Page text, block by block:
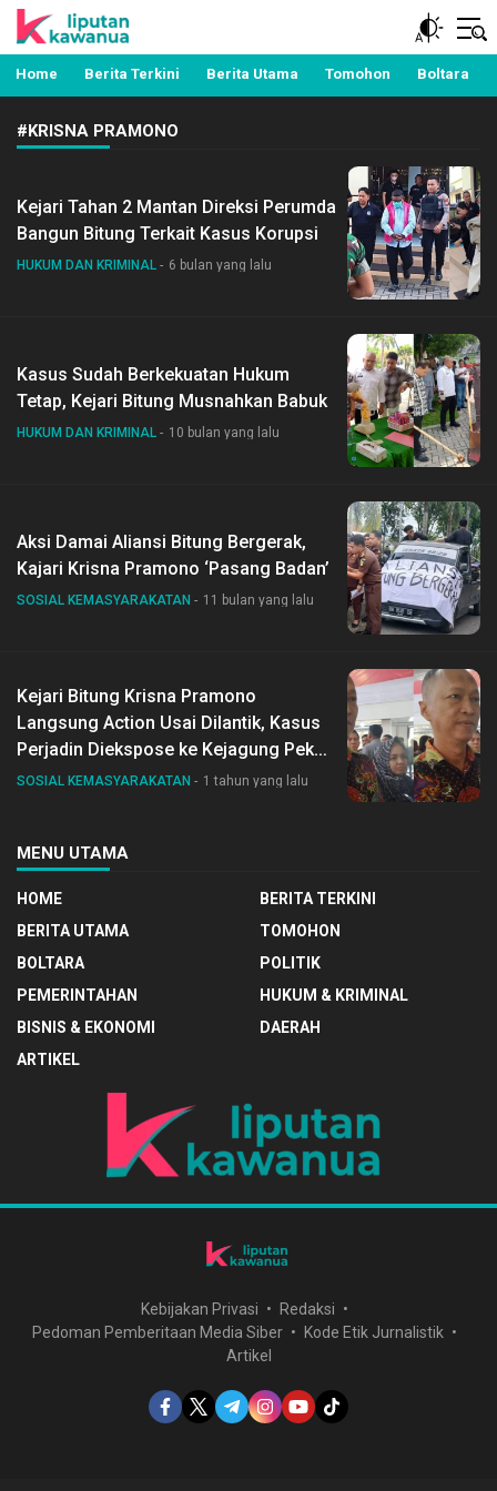
Liputan Kawanua
Berita Manado, Sulawesi Utara, Kawanua, Politik,
Pemerintahan, Hukum Kriminal dan Nasional
Home Berita Terkini Berita Utama Tomohon Boltara
#KRISNA PRAMONO
Kejari Tahan 2 Mantan Direksi Perumda
Bangun Bitung Terkait Kasus Korupsi
HUKUM DAN KRIMINAL 6 bulan yang lalu
Kasus Sudah Berkekuatan Hukum
Tetap, Kejari Bitung Musnahkan Babuk
HUKUM DAN KRIMINAL 10 bulan yang lalu
Aksi Damai Aliansi Bitung Bergerak,
Kajari Krisna Pramono ‘Pasang Badan’
SOSIAL KEMASYARAKATAN 11 bulan yang lalu
Kejari Bitung Krisna Pramono
Langsung Action Usai Dilantik, Kasus
Perjadin Diekspose ke Kejagung Pekan
Depan
SOSIAL KEMASYARAKATAN 1 tahun yang lalu
MENU UTAMA
HOME
BERITA TERKINI
BERITA UTAMA
TOMOHON
BOLTARA
POLITIK
PEMERINTAHAN
HUKUM & KRIMINAL
BISNIS & EKONOMI
DAERAH
ARTIKEL
Kebijakan Privasi
Redaksi
Pedoman Pemberitaan Media Siber
Kode Etik Jurnalistik
Artikel